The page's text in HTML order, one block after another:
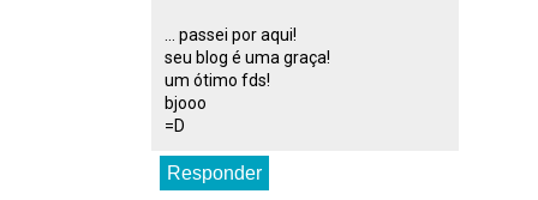
... passei por aqui!
seu blog é uma graça!
um ótimo fds!
bjooo
=D
Responder